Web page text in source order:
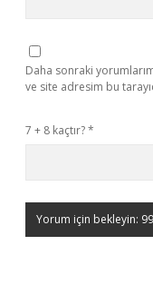
Daha sonraki
ve site adresim bu
7 + 8 kaçtır?*